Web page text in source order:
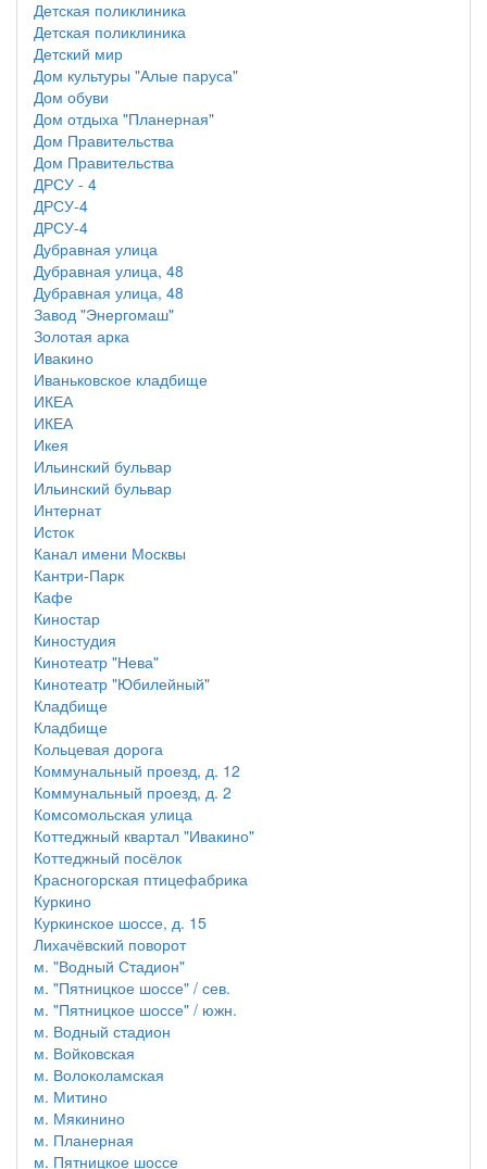
Детская поликлиника
Детская поликлиника
Детский мир
Дом культуры "Алые паруса"
Дом обуви
Дом отдыха "Планерная"
Дом Правительства
Дом Правительства
ДРСУ - 4
ДРСУ-4
ДРСУ-4
Дубравная улица
Дубравная улица, 48
Дубравная улица, 48
Завод "Энергомаш"
Золотая арка
Ивакино
Иваньковское кладбище
ИКЕА
ИКЕА
Икея
Ильинский бульвар
Ильинский бульвар
Интернат
Исток
Канал имени Москвы
Кантри-Парк
Кафе
Киностар
Киностудия
Кинотеатр "Нева"
Кинотеатр "Юбилейный"
Кладбище
Кладбище
Кольцевая дорога
Коммунальный проезд, д. 12
Коммунальный проезд, д. 2
Комсомольская улица
Коттеджный квартал "Ивакино"
Коттеджный посёлок
Красногорская птицефабрика
Куркино
Куркинское шоссе, д. 15
Лихачёвский поворот
м. "Водный Стадион"
м. "Пятницкое шоссе" / сев.
м. "Пятницкое шоссе" / южн.
м. Водный стадион
м. Войковская
м. Волоколамская
м. Митино
м. Мякинино
м. Планерная
м. Пятницкое шоссе